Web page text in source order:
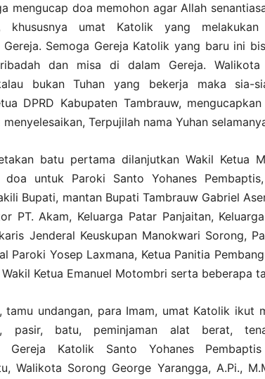
mengucap doa memohon agar Allah
khususnya umat Katolik yang
Gereja. Semoga Gereja Katolik yang baru ini
dan misa di dalam Gereja.
bukan Tuhan yang bekerja maka sia-
DPRD Kabupaten Tambrauw,
Terpujilah nama Yuhan
batu pertama dilanjutkan Wakil Ketua
doa untuk Paroki Santo Yohanes
Bupati, mantan Bupati Tambrauw Gabriel
PT. Akam, Keluarga Patar Panjaitan,
Jenderal Keuskupan Manokwari Sorong,
Paroki Yosep Laxmana, Ketua Panitia
Ketua Emanuel Motombri serta beberapa
tamu undangan, para Imam, umat Katolik ikut
pasir, batu, peminjaman alat berat,
Gereja Katolik Santo Yohanes
Walikota Sorong George Yarangga, A.Pi.,